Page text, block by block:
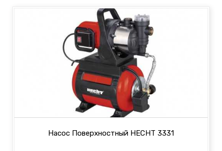
Насос Поверхностный HECHT 3331